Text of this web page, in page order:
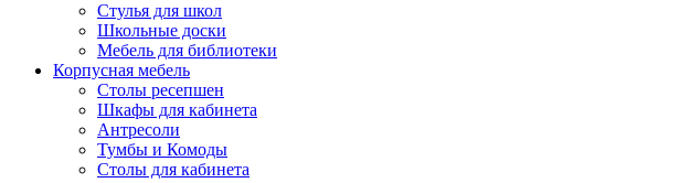
Стулья для школ
Школьные доски
Мебель для библиотеки
Корпусная мебель
Столы ресепшен
Шкафы для кабинета
Антресоли
Тумбы и Комоды
Столы для кабинета